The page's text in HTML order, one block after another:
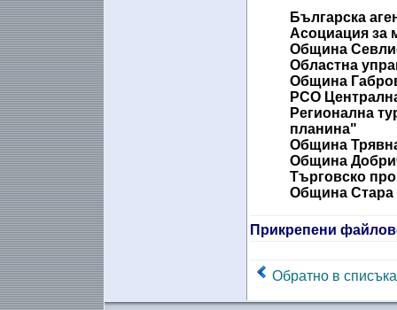
Българска
Асоциация за
Община
Областна
Община
РСО
Регионална
планина"
Община
Община
Търговско
Община Стара
Прикрепени
Обратно в списъка